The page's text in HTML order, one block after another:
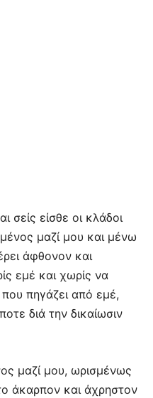
σείς είσθε οι κλάδοι
μαζί μου και μένω
άφθονον και
εμέ και χωρίς να
πηγάζει από εμέ,
διά την δικαίωσιν
μαζί μου, ωρισμένως
άκαρπον και άχρηστον